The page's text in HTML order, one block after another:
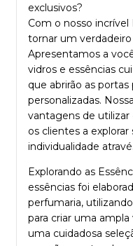
exclusivos?
Com o nosso
tornar um
Apresentamos a
vidros e essências
que abrirão as
personalizadas.
vantagens de utilizar
os clientes a
individualidade
Explorando as
essências foi
perfumaria,
para criar uma
uma cuidadosa